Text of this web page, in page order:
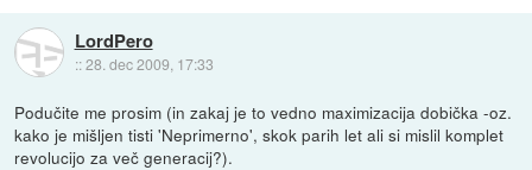
LordPero
::28. dec 2009, 17:33
Podučite me prosim (in zakaj je to vedno maximizacija dobička -oz.
kako je mišljen tisti 'Neprimerno', skok parih let ali si mislil komplet
revolucijo za več generacij?).